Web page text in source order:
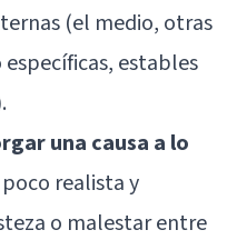
(el medio, otras
estables
una causa a lo
realista y
o malestar entre